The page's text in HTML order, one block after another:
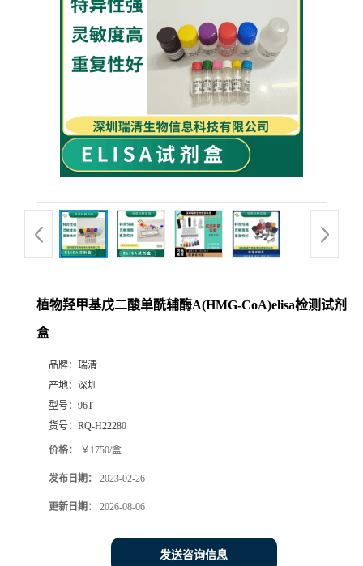
植物羟甲基戊二酸单酰辅酶A(HMG-CoA)elisa检测试剂
盒
品牌： 瑞清
产地： 深圳
型号： 96T
货号： RQ-H22280
价格： ￥1750/盒
发布日期： 2023-02-26
更新日期： 2026-08-06
发送咨询信息